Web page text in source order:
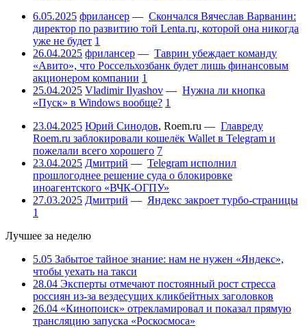
6.05.2025 фрилансер — Скончался Вячеслав Варванин:
директор по развитию той Lenta.ru, которой она никогда
уже не будет 1
26.04.2025 фрилансер — Таврин убеждает команду
«Авито», что Россельхозбанк будет лишь финансовым
акционером компании 1
25.04.2025 Vladimir Ilyashov — Нужна ли кнопка
«Пуск» в Windows вообще? 1
23.04.2025 Юрий Синодов, Roem.ru — Главреду
Roem.ru заблокировали кошелёк Wallet в Telegram и
пожелали всего хорошего 7
23.04.2025 Дмитрий — Telegram исполнил
прошлогоднее решение суда о блокировке
иноагентского «ВЧК-ОГПУ»
27.03.2025 Дмитрий — Яндекс закроет турбо-страницы
1
Лучшее за неделю
5.05 Забытое тайное знание: нам не нужен «Яндекс»,
чтобы уехать на такси
28.04 Эксперты отмечают постоянный рост стресса
россиян из-за вездесущих кликбейтных заголовков
26.04 «Кинопоиск» отрекламировал и показал прямую
трансляцию запуска «Роскосмоса»